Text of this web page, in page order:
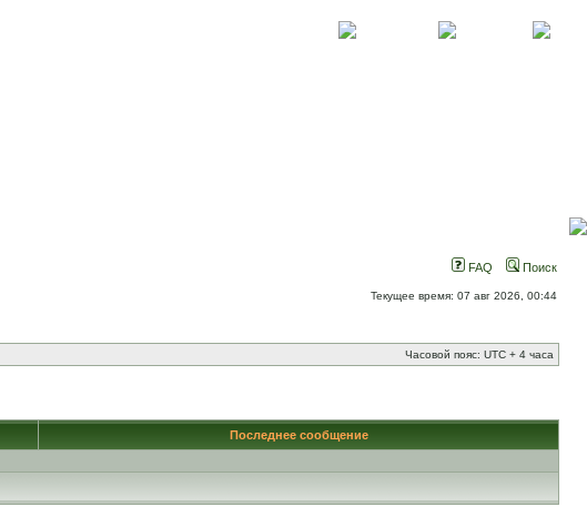
FAQ Поиск
Текущее время: 07 авг 2026, 00:44
Часовой пояс: UTC + 4 часа
Последнее сообщение